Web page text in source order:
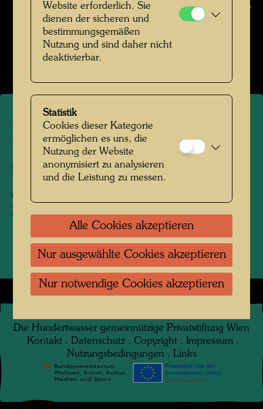
der Künstlerin Renate Zimmermann / Hundertwasser Archiv
Hundertwasser in den 1960er Jahren
Bildergalerie öffnen
Hundertwasser in Italien
Fotograf:Renate Zimmermann
Copyright:
Zimmermann / Hundertwasser Archiv
Die Hundertwasser gemeinnützige Privatstiftung Wien
Kontakt . Datenschutz . Copyright . Impressum .
Nutzungsbedingungen . Links
Website erforderlich. Sie
dienen der sicheren und
bestimmungsgemäßen
Nutzung und sind daher nicht
deaktivierbar.
Statistik
Cookies dieser Kategorie
ermöglichen es uns, die
Nutzung der Website
anonymisiert zu analysieren
und die Leistung zu messen.
Alle Cookies akzeptieren
Nur ausgewählte Cookies akzeptieren
Nur notwendige Cookies akzeptieren